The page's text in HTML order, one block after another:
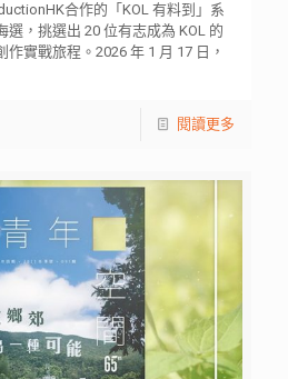
合作的「KOL 有料到」系
選，挑選出 20 位有志成為 KOL 的
實戰旅程。2026 年 1 月 17 日，
閱讀更多